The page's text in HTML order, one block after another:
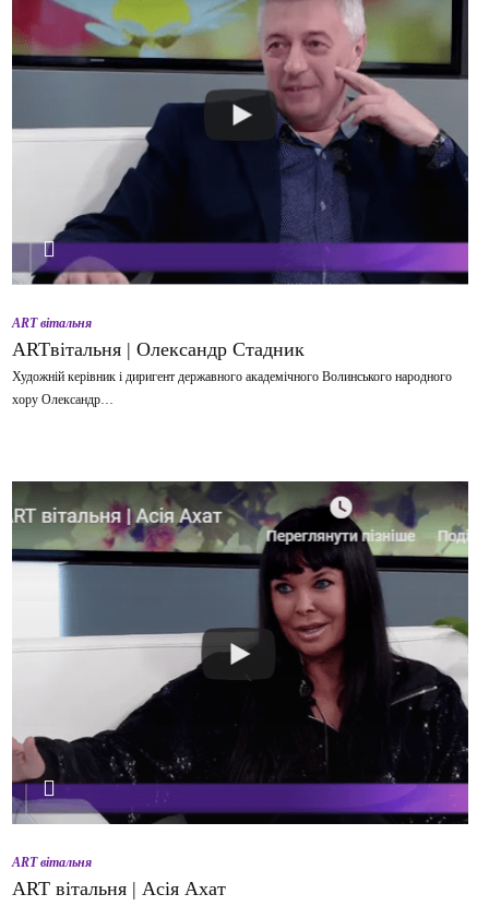
ВІДТВОРИТИ ВІДЕО
ART вітальня
ARTвітальня | Олександр Стадник
Художній керівник і диригент державного академічного Волинського народного
хору Олександр…
ВІДТВОРИТИ ВІДЕО
ART вітальня
ART вітальня | Асія Ахат